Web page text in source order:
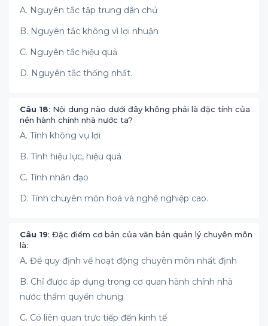
A. Nguyên tắc tập trung dân chủ
B. Nguyên tắc không vì lợi nhuận
C. Nguyên tắc hiệu quả
D. Nguyên tắc thống nhất.
Câu 18: Nội dung nào dưới đây không phải là đặc tính của
nền hành chính nhà nước ta?
A. Tính không vụ lợi
B. Tính hiệu lực, hiệu quả
C. Tính nhân đạo
D. Tính chuyên môn hoá và nghề nghiệp cao.
Câu 19: Đặc điểm cơ bản của văn bản quản lý chuyên môn
là:
A. Để quy định về hoạt động chuyên môn nhất định
B. Chỉ được áp dụng trong cơ quan hành chính nhà
nước thẩm quyền chung
C. Có liên quan trực tiếp đến kinh tế